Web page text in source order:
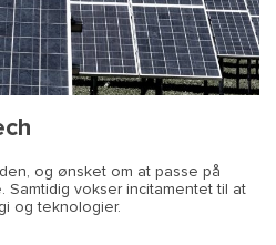
og ønsket om at passe på
vokser incitamentet til at
og teknologier.